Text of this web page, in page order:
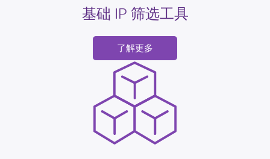
基础 IP 筛选工具
了解更多